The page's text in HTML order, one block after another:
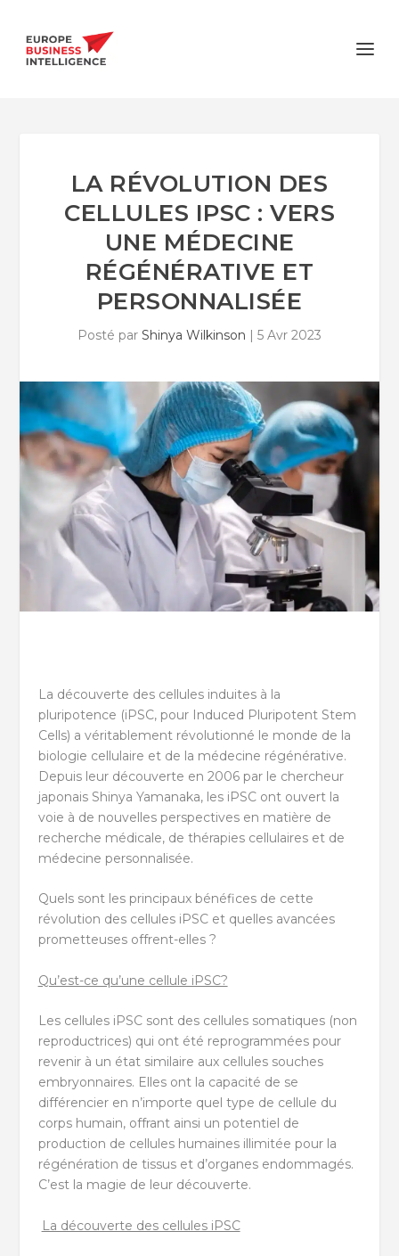
LA RÉVOLUTION DES
CELLULES IPSC : VERS
UNE MÉDECINE
RÉGÉNÉRATIVE ET
PERSONNALISÉE
Posté par Shinya Wilkinson | 5 Avr 2023
La découverte des cellules induites à la
pluripotence (iPSC, pour Induced Pluripotent Stem
Cells) a véritablement révolutionné le monde de la
biologie cellulaire et de la médecine régénérative.
Depuis leur découverte en 2006 par le chercheur
japonais Shinya Yamanaka, les iPSC ont ouvert la
voie à de nouvelles perspectives en matière de
recherche médicale, de thérapies cellulaires et de
médecine personnalisée.
Quels sont les principaux bénéfices de cette
révolution des cellules iPSC et quelles avancées
prometteuses offrent-elles ?
Qu’est-ce qu’une cellule iPSC?
Les cellules iPSC sont des cellules somatiques (non
reproductrices) qui ont été reprogrammées pour
revenir à un état similaire aux cellules souches
embryonnaires. Elles ont la capacité de se
différencier en n’importe quel type de cellule du
corps humain, offrant ainsi un potentiel de
production de cellules humaines illimitée pour la
régénération de tissus et d’organes endommagés.
C’est la magie de leur découverte.
La découverte des cellules iPSC